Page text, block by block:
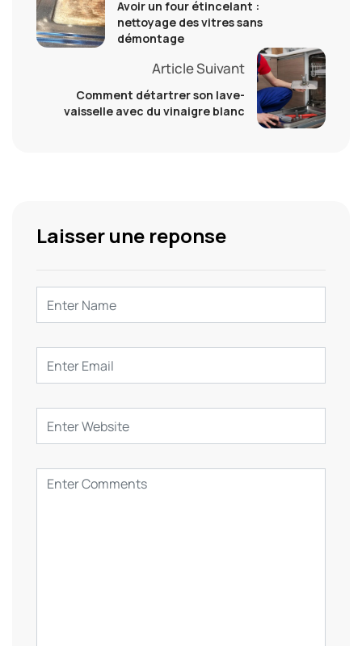
Avoir un four étincelant :
nettoyage des vitres sans
démontage
Article Suivant
Comment détartrer son lave-
vaisselle avec du vinaigre blanc
Laisser une reponse